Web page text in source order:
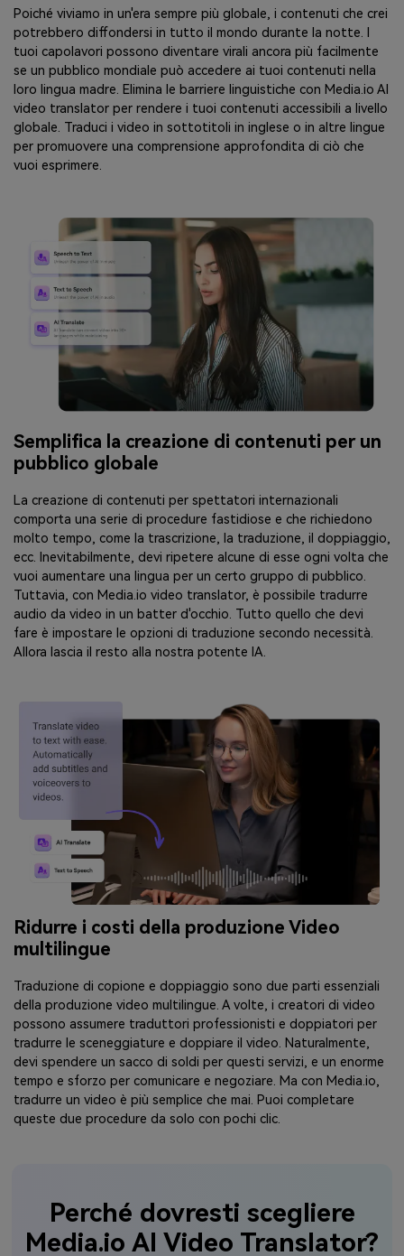
Poiché viviamo in un'era sempre più globale, i contenuti che crei
potrebbero diffondersi in tutto il mondo durante la notte. I
tuoi capolavori possono diventare virali ancora più facilmente
se un pubblico mondiale può accedere ai tuoi contenuti nella
loro lingua madre. Elimina le barriere linguistiche con Media.io AI
video translator per rendere i tuoi contenuti accessibili a livello
globale. Traduci i video in sottotitoli in inglese o in altre lingue
per promuovere una comprensione approfondita di ciò che
vuoi esprimere.
Semplifica la creazione di contenuti per un
pubblico globale
La creazione di contenuti per spettatori internazionali
comporta una serie di procedure fastidiose e che richiedono
molto tempo, come la trascrizione, la traduzione, il doppiaggio,
ecc. Inevitabilmente, devi ripetere alcune di esse ogni volta che
vuoi aumentare una lingua per un certo gruppo di pubblico.
Tuttavia, con Media.io video translator, è possibile tradurre
audio da video in un batter d'occhio. Tutto quello che devi
fare è impostare le opzioni di traduzione secondo necessità.
Allora lascia il resto alla nostra potente IA.
Ridurre i costi della produzione Video
multilingue
Traduzione di copione e doppiaggio sono due parti essenziali
della produzione video multilingue. A volte, i creatori di video
possono assumere traduttori professionisti e doppiatori per
tradurre le sceneggiature e doppiare il video. Naturalmente,
devi spendere un sacco di soldi per questi servizi, e un enorme
tempo e sforzo per comunicare e negoziare. Ma con Media.io,
tradurre un video è più semplice che mai. Puoi completare
queste due procedure da solo con pochi clic.
Perché dovresti scegliere
Media.io AI Video Translator?